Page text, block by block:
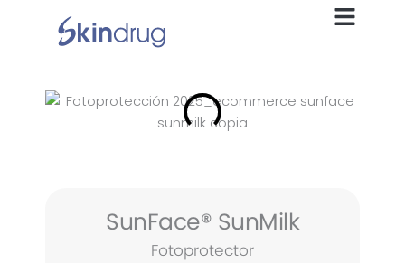
SunFace® SunMilk
Fotoprotector